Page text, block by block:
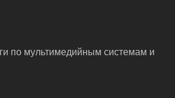
по мультимедийным системам и